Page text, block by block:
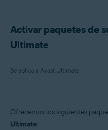
Activar paquetes de
Ultimate
Se aplica a Avast Ultimate
Productos:
Avast Ultimate
Ofrecemos los siguientes
Ultimate: